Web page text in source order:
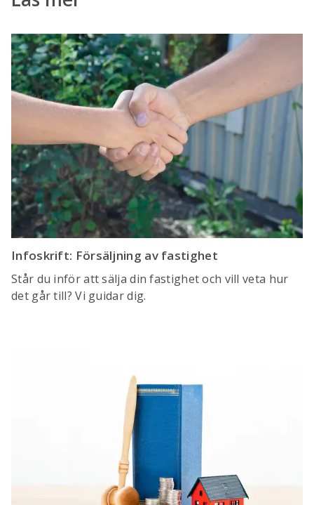
Infoskrift: Försäljning av fastighet
Står du inför att sälja din fastighet och vill veta hur
det går till? Vi guidar dig.